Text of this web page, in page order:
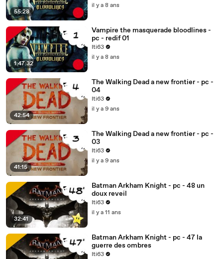
55:28
il y a 8 ans
1:47:32
Vampire the masquerade bloodlines -
pc - redif 01
Iti63
il y a 8 ans
42:54
The Walking Dead a new frontier - pc -
04
Iti63
il y a 9 ans
41:15
The Walking Dead a new frontier - pc -
03
Iti63
il y a 9 ans
32:41
Batman Arkham Knight - pc - 48 un
doux reveil
Iti63
il y a 11 ans
Batman Arkham Knight - pc - 47 la
guerre des ombres
Iti63